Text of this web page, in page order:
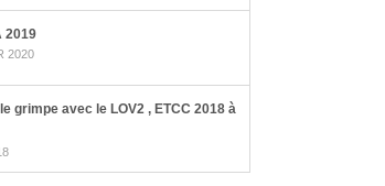
2019
2020
grimpe avec le LOV2 , ETCC 2018 à